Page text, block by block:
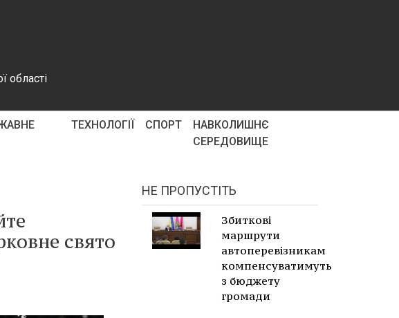
області
ТЕХНОЛОГІЇ СПОРТ
НАВКОЛИШНЄ
СЕРЕДОВИЩЕ
свято
НЕ ПРОПУСТІТЬ
Збиткові
маршрути
автоперевізникам
компенсуватимуть
з бюджету
громади